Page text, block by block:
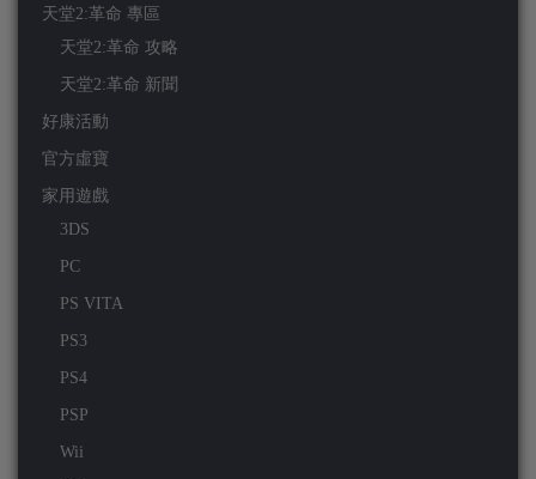
天堂2:革命 專區
天堂2:革命 攻略
天堂2:革命 新聞
好康活動
官方虛寶
家用遊戲
3DS
PC
PS VITA
PS3
PS4
PSP
Wii